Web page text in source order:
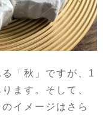
「秋」ですが、1
ます。そして、
イメージはさら